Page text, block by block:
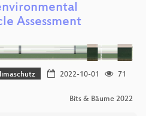
Assessment
2022-10-01
71
Bits & Bäume 2022